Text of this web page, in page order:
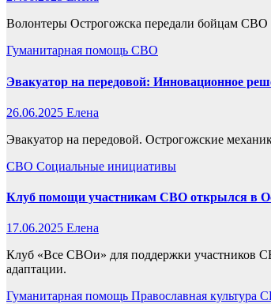
Волонтеры Острогожска передали бойцам
Гуманитарная помощь СВО
Эвакуатор на передовой: Инновационное
26.06.2025 Елена
Эвакуатор на передовой. Острогожские
СВО Социальные инициативы
Клуб помощи участникам СВО открылся в
17.06.2025 Елена
Клуб «Все СВОи» для поддержки участников
адаптации.
Гуманитарная помощь Православная культура